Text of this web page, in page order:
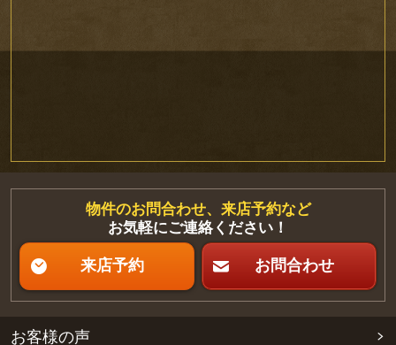
物件のお問合わせ、来店予約など
お気軽にご連絡ください！
来店予約 お問合わせ
お客様の声